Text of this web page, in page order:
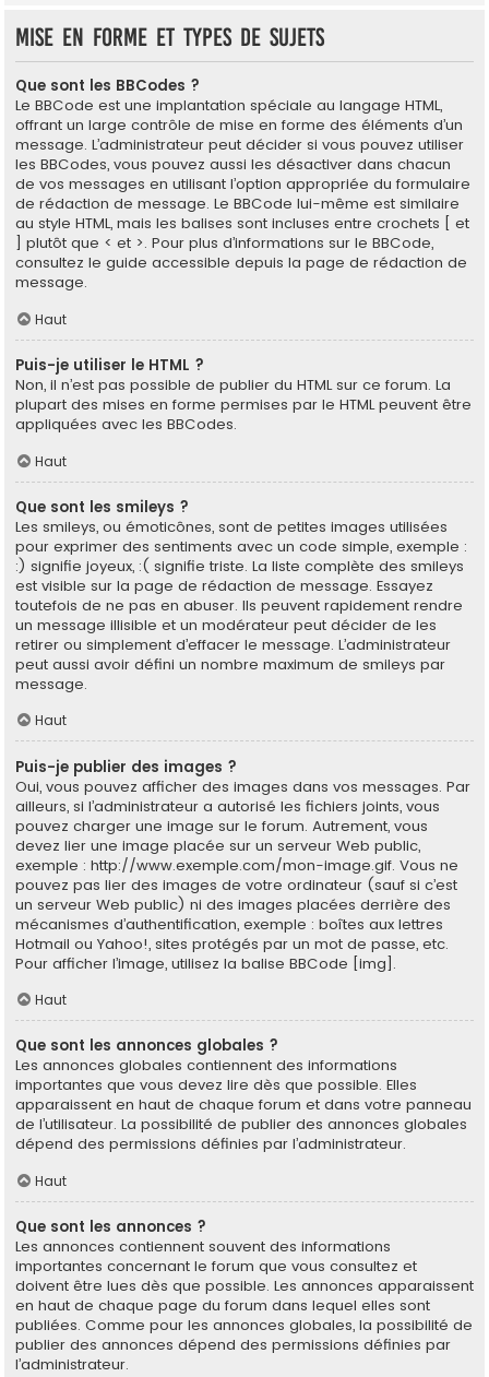
Mise en forme et types de sujets
Que sont les BBCodes ?
Le BBCode est une implantation spéciale au langage HTML,
offrant un large contrôle de mise en forme des éléments d’un
message. L’administrateur peut décider si vous pouvez utiliser
les BBCodes, vous pouvez aussi les désactiver dans chacun
de vos messages en utilisant l’option appropriée du formulaire
de rédaction de message. Le BBCode lui-même est similaire
au style HTML, mais les balises sont incluses entre crochets [ et
] plutôt que < et >. Pour plus d’informations sur le BBCode,
consultez le guide accessible depuis la page de rédaction de
message.
Haut
Puis-je utiliser le HTML ?
Non, il n’est pas possible de publier du HTML sur ce forum. La
plupart des mises en forme permises par le HTML peuvent être
appliquées avec les BBCodes.
Haut
Que sont les smileys ?
Les smileys, ou émoticônes, sont de petites images utilisées
pour exprimer des sentiments avec un code simple, exemple :
:) signifie joyeux, :( signifie triste. La liste complète des smileys
est visible sur la page de rédaction de message. Essayez
toutefois de ne pas en abuser. Ils peuvent rapidement rendre
un message illisible et un modérateur peut décider de les
retirer ou simplement d’effacer le message. L’administrateur
peut aussi avoir défini un nombre maximum de smileys par
message.
Haut
Puis-je publier des images ?
Oui, vous pouvez afficher des images dans vos messages. Par
ailleurs, si l’administrateur a autorisé les fichiers joints, vous
pouvez charger une image sur le forum. Autrement, vous
devez lier une image placée sur un serveur Web public,
exemple : http://www.exemple.com/mon-image.gif. Vous ne
pouvez pas lier des images de votre ordinateur (sauf si c’est
un serveur Web public) ni des images placées derrière des
mécanismes d’authentification, exemple : boîtes aux lettres
Hotmail ou Yahoo!, sites protégés par un mot de passe, etc.
Pour afficher l’image, utilisez la balise BBCode [img].
Haut
Que sont les annonces globales ?
Les annonces globales contiennent des informations
importantes que vous devez lire dès que possible. Elles
apparaissent en haut de chaque forum et dans votre panneau
de l’utilisateur. La possibilité de publier des annonces globales
dépend des permissions définies par l’administrateur.
Haut
Que sont les annonces ?
Les annonces contiennent souvent des informations
importantes concernant le forum que vous consultez et
doivent être lues dès que possible. Les annonces apparaissent
en haut de chaque page du forum dans lequel elles sont
publiées. Comme pour les annonces globales, la possibilité de
publier des annonces dépend des permissions définies par
l’administrateur.